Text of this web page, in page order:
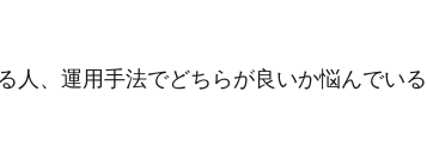
人、運用手法でどちらが良いか悩んでいる